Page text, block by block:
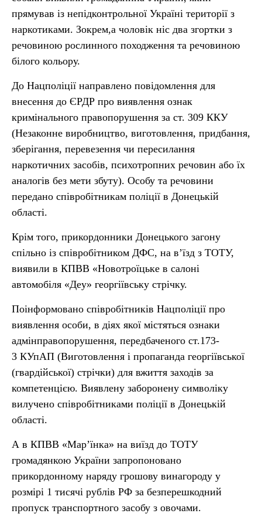
прямував із непідконтрольної Україні території з
наркотиками. Зокрем,а чоловік ніс два згортки з
речовиною рослинного походження та речовиною
білого кольору.
До Нацполіції направлено повідомлення для
внесення до ЄРДР про виявлення ознак
кримінального правопорушення за ст. 309 ККУ
(Незаконне виробництво, виготовлення, придбання,
зберігання, перевезення чи пересилання
наркотичних засобів, психотропних речовин або їх
аналогів без мети збуту). Особу та речовини
передано співробітникам поліції в Донецькій
області.
Крім того, прикордонники Донецького загону
спільно із співробітником ДФС, на в’їзд з ТОТУ,
виявили в КПВВ «Новотроїцьке в салоні
автомобіля «Деу» георгіївську стрічку.
Поінформовано співробітників Нацполіції про
виявлення особи, в діях якої містяться ознаки
адмінправопорушення, передбаченого ст.173-
3 КУпАП (Виготовлення і пропаганда георгіївської
(гвардійської) стрічки) для вжиття заходів за
компетенцією. Виявлену заборонену символіку
вилучено співробітниками поліції в Донецькій
області.
А в КПВВ «Мар’їнка» на виїзд до ТОТУ
громадянкою України запропоновано
прикордонному наряду грошову винагороду у
розмірі 1 тисячі рублів РФ за безперешкодний
пропуск транспортного засобу з овочами.